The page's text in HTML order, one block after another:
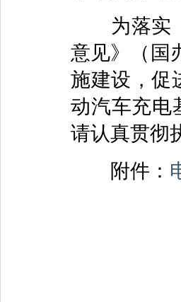
为落实《
意见》（国
施建设，促
动汽车充电
请认真贯彻
附件：